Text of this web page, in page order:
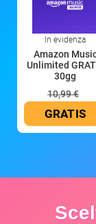
In evidenza
Amazon
Unlimited
30gg
10,99 €
GRATIS